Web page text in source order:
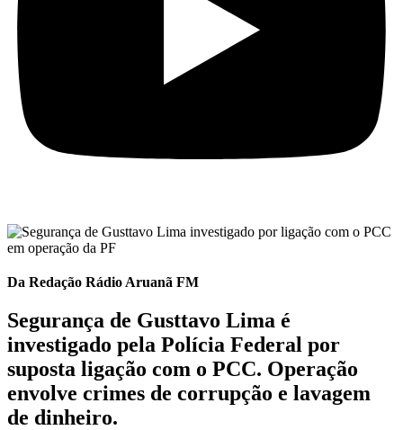
Da Redação Rádio Aruanã FM
Segurança de Gusttavo Lima é
investigado pela Polícia Federal por
suposta ligação com o PCC. Operação
envolve crimes de corrupção e lavagem
de dinheiro.